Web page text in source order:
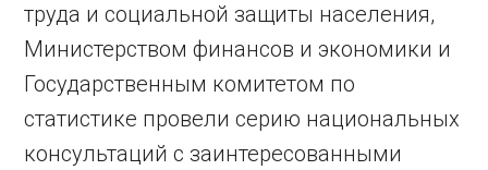
труда и социальной защиты населения,
Министерством финансов и экономики и
Государственным комитетом по
статистике провели серию национальных
консультаций с заинтересованными